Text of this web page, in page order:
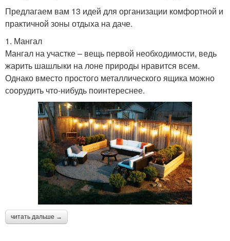
Предлагаем вам 13 идей для организации комфортной и
практичной зоны отдыха на даче.
1. Мангал
Мангал на участке – вещь первой необходимости, ведь
жарить шашлыки на лоне природы нравится всем.
Однако вместо простого металлического ящика можно
соорудить что-нибудь поинтереснее.
читать дальше →